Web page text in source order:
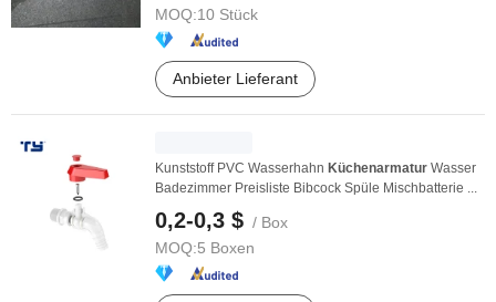
MOQ:10 Stück
Anbieter Lieferant
Kunststoff PVC Wasserhahn Küchenarmatur Wasser
Badezimmer Preisliste Bibcock Spüle Mischbatterie ...
0,2-0,3 $ / Box
MOQ:5 Boxen